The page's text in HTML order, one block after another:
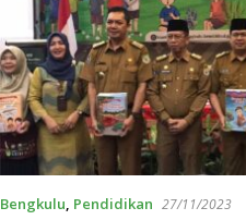
Bengkulu, Pendidikan 27/11/2023